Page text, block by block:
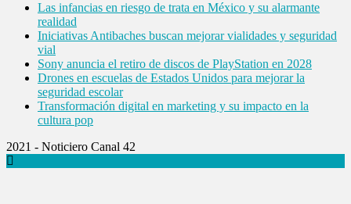
Las infancias en riesgo de trata en México y su alarmante
realidad
Iniciativas Antibaches buscan mejorar vialidades y seguridad
vial
Sony anuncia el retiro de discos de PlayStation en 2028
Drones en escuelas de Estados Unidos para mejorar la
seguridad escolar
Transformación digital en marketing y su impacto en la
cultura pop
2021 - Noticiero Canal 42